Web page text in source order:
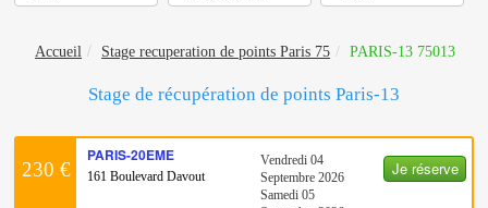
Accueil Stage recuperation de points Paris 75 PARIS-13 75013
Stage de récupération de points Paris-13
Je réserve
230 €
PARIS-20EME
161 Boulevard Davout
Vendredi 04
Septembre 2026
Samedi 05